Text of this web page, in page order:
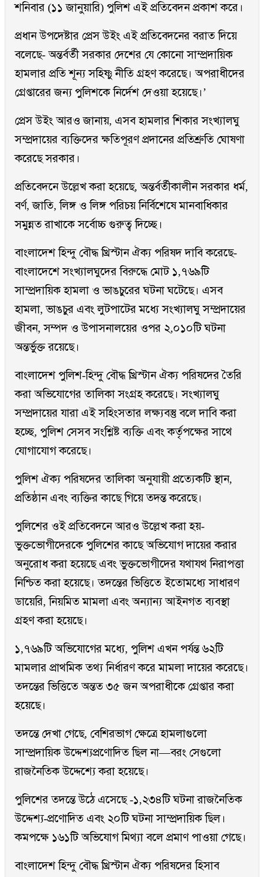
শনিবার (১১ জানুয়ারি) পুলিশ এই প্রতিবেদন প্রকাশ করে।
প্রধান উপদেষ্টার প্রেস উইং এই প্রতিবেদনের বরাত দিয়ে
বলেছে- অন্তর্বর্তী সরকার দেশের যে কোনো সাম্প্রদায়িক
হামলার প্রতি শূন্য সহিষ্ণু নীতি গ্রহণ করেছে। অপরাধীদের
গ্রেপ্তারের জন্য পুলিশকে নির্দেশ দেওয়া হয়েছে।’
প্রেস উইং আরও জানায়, এসব হামলার শিকার সংখ্যালঘু
সম্প্রদায়ের ব্যক্তিদের ক্ষতিপূরণ প্রদানের প্রতিশ্রুতি ঘোষণা
করেছে সরকার।
প্রতিবেদনে উল্লেখ করা হয়েছে, অন্তর্বর্তীকালীন সরকার ধর্ম,
বর্ণ, জাতি, লিঙ্গ ও লিঙ্গ পরিচয় নির্বিশেষে মানবাধিকার
সমুন্নত রাখাকে সর্বোচ্চ গুরুত্ব দিচ্ছে।
বাংলাদেশ হিন্দু বৌদ্ধ খ্রিস্টান ঐক্য পরিষদ দাবি করেছে-
বাংলাদেশে সংখ্যালঘুদের বিরুদ্ধে মোট ১,৭৬৯টি
সাম্প্রদায়িক হামলা ও ভাঙচুরের ঘটনা ঘটেছে। এসব
হামলা, ভাঙচুর এবং লুটপাটের মধ্যে সংখ্যালঘু সম্প্রদায়ের
জীবন, সম্পদ ও উপাসনালয়ের ওপর ২,০১০টি ঘটনা
অন্তর্ভুক্ত রয়েছে।
বাংলাদেশ পুলিশ-হিন্দু বৌদ্ধ খ্রিস্টান ঐক্য পরিষদের তৈরি
করা অভিযোগের তালিকা সংগ্রহ করেছে। সংখ্যালঘু
সম্প্রদায়ের যারা এই সহিংসতার লক্ষ্যবস্তু বলে দাবি করা
হচ্ছে, পুলিশ সেসব সংশ্লিষ্ট ব্যক্তি এবং কর্তৃপক্ষের সাথে
যোগাযোগ করেছে।
পুলিশ ঐক্য পরিষদের তালিকা অনুযায়ী প্রত্যেকটি স্থান,
প্রতিষ্ঠান এবং ব্যক্তির কাছে গিয়ে তদন্ত করেছে।
পুলিশের ওই প্রতিবেদনে আরও উল্লেখ করা হয়-
ভুক্তভোগীদেরকে পুলিশের কাছে অভিযোগ দায়ের করার
অনুরোধ করা হয়েছে এবং ভুক্তভোগীদের যথাযথ নিরাপত্তা
নিশ্চিত করা হয়েছে। তদন্তের ভিত্তিতে ইতোমধ্যে সাধারণ
ডায়েরি, নিয়মিত মামলা এবং অন্যান্য আইনগত ব্যবস্থা
গ্রহণ করা হয়েছে।
১,৭৬৯টি অভিযোগের মধ্যে, পুলিশ এখন পর্যন্ত ৬২টি
মামলার প্রাথমিক তথ্য নির্ধারণ করে মামলা দায়ের করেছে।
তদন্তের ভিত্তিতে অন্তত ৩৫ জন অপরাধীকে গ্রেপ্তার করা
হয়েছে।
তদন্তে দেখা গেছে, বেশিরভাগ ক্ষেত্রে হামলাগুলো
সাম্প্রদায়িক উদ্দেশ্যপ্রণোদিত ছিল না—বরং সেগুলো
রাজনৈতিক উদ্দেশ্যে করা হয়েছে।
পুলিশের তদন্তে উঠে এসেছে -১,২৩৪টি ঘটনা রাজনৈতিক
উদ্দেশ্য-প্রণোদিত এবং ২০টি ঘটনা সাম্প্রদায়িক ছিল।
কমপক্ষে ১৬১টি অভিযোগ মিথ্যা বলে প্রমাণ পাওয়া গেছে।
বাংলাদেশ হিন্দু বৌদ্ধ খ্রিস্টান ঐক্য পরিষদের হিসাব